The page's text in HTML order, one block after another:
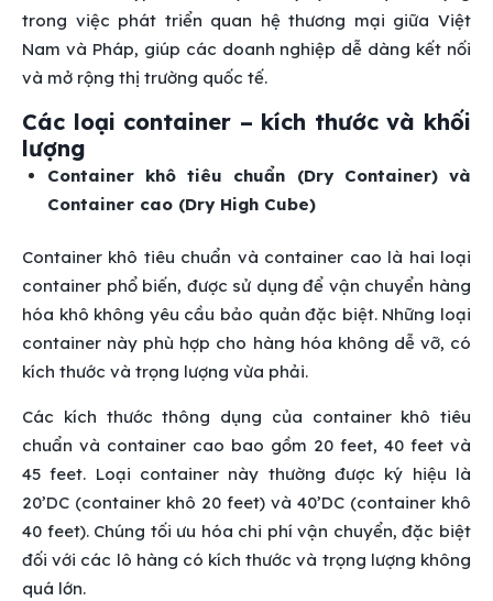
trong việc phát triển quan hệ thương mại giữa Việt
Nam và Pháp, giúp các doanh nghiệp dễ dàng kết nối
và mở rộng thị trường quốc tế.
Các loại container – kích thước và khối
lượng
Container khô tiêu chuẩn (Dry Container) và
Container cao (Dry High Cube)
Container khô tiêu chuẩn và container cao là hai loại
container phổ biến, được sử dụng để vận chuyển hàng
hóa khô không yêu cầu bảo quản đặc biệt. Những loại
container này phù hợp cho hàng hóa không dễ vỡ, có
kích thước và trọng lượng vừa phải.
Các kích thước thông dụng của container khô tiêu
chuẩn và container cao bao gồm 20 feet, 40 feet và
45 feet. Loại container này thường được ký hiệu là
20’DC (container khô 20 feet) và 40’DC (container khô
40 feet). Chúng tối ưu hóa chi phí vận chuyển, đặc biệt
đối với các lô hàng có kích thước và trọng lượng không
quá lớn.